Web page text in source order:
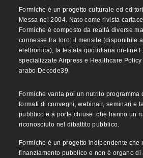
Formiche è un progetto culturale ed
Messa nel 2004. Nato come rivista
Formiche è composto da realtà diverse
connesse fra loro: il mensile (disponibile
elettronica), la testata quotidiana on-line
specializzate Airpress e Healthcare
arabo Decode39.
Formiche vanta poi un nutrito programma
formati di convegni, webinair, seminari e
pubblico e a porte chiuse, che hanno un
riconosciuto nel dibattito pubblico.
Formiche è un progetto indipendente che
finanziamento pubblico e non è organo di